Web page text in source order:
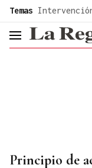
common.go-to-content
Temas
header.menu.open
Principio de